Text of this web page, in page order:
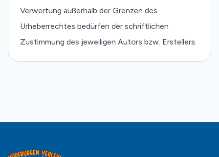
Verwertung außerhalb der Grenzen des
Urheberrechtes bedürfen der schriftlichen
Zustimmung des jeweiligen Autors bzw. Erstellers.